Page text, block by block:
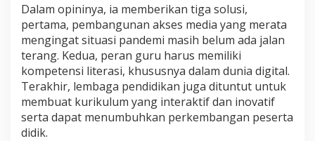
Dalam opininya, ia memberikan tiga solusi,
pertama, pembangunan akses media yang merata
mengingat situasi pandemi masih belum ada jalan
terang. Kedua, peran guru harus memiliki
kompetensi literasi, khususnya dalam dunia digital.
Terakhir, lembaga pendidikan juga dituntut untuk
membuat kurikulum yang interaktif dan inovatif
serta dapat menumbuhkan perkembangan peserta
didik.